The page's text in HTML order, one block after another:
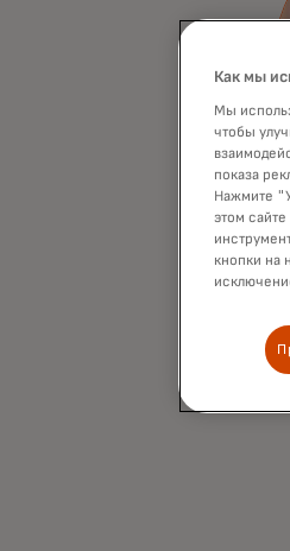
Как мы
Мы
чтобы
показа
Нажмите
этом
кнопки на